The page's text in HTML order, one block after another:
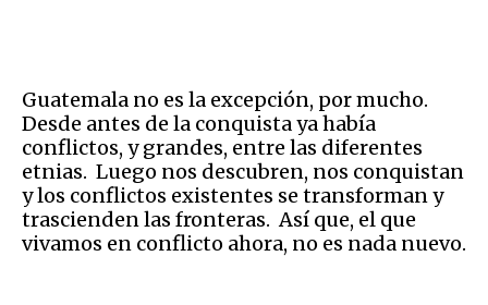
Guatemala no es la excepción, por mucho.
Desde antes de la conquista ya había
conflictos, y grandes, entre las diferentes
etnias. Luego nos descubren, nos conquistan
y los conflictos existentes se transforman y
trascienden las fronteras. Así que, el que
vivamos en conflicto ahora, no es nada nuevo.